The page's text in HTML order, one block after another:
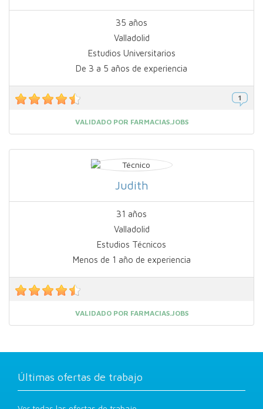
35 años
Valladolid
Estudios Universitarios
De 3 a 5 años de experiencia
VALIDADO POR FARMACIAS.JOBS
Judith
31 años
Valladolid
Estudios Técnicos
Menos de 1 año de experiencia
VALIDADO POR FARMACIAS.JOBS
Últimas ofertas de trabajo